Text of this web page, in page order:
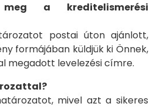
a kreditelismerési
postai úton ajánlott,
formájában küldjük ki Önnek,
megadott levelezési címre.
mivel azt a sikeres